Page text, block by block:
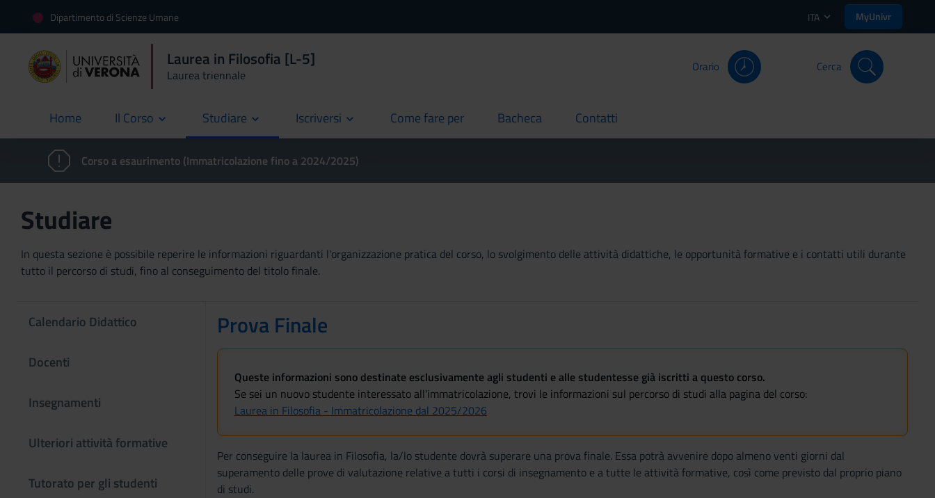
Dipartimento di Scienze Umane ITA MyUnivr
Laurea in Filosofia [L-5]
Laurea triennale
Orario Cerca
Home
current Il Corso Studiare Iscriversi Come fare per
current Bacheca
current Contatti
current
Corso a esaurimento (Immatricolazione fino a 2024/2025)
Studiare
In questa sezione è possibile reperire le informazioni riguardanti l'organizzazione pratica del corso, lo svolgimento delle attività didattiche, le opportunità formative e i contatti utili durante
tutto il percorso di studi, fino al conseguimento del titolo finale.
Calendario Didattico
Docenti
Insegnamenti
Ulteriori attività formative
Tutorato per gli studenti
Prova Finale
Queste informazioni sono destinate esclusivamente agli studenti e alle studentesse già iscritti a questo corso.
Se sei un nuovo studente interessato all'immatricolazione, trovi le informazioni sul percorso di studi alla pagina del corso:
Laurea in Filosofia - Immatricolazione dal 2025/2026
Per conseguire la laurea in Filosofia, la/lo studente dovrà superare una prova finale. Essa potrà avvenire dopo almeno venti giorni dal
superamento delle prove di valutazione relative a tutti i corsi di insegnamento e a tutte le attività formative, così come previsto dal proprio piano
di studi.